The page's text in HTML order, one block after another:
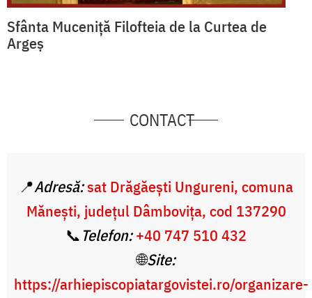
Sfânta Muceniță Filofteia de la Curtea de
Argeș
CONTACT
📍Adresă: sat Drăgăești Ungureni, comuna
Mănești, județul Dâmbovița, cod 137290
📞 Telefon: +40 747 510 432
🌐Site:
https://arhiepiscopiatargovistei.ro/organizare-